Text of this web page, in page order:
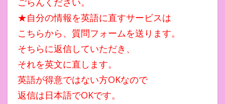
★自分の情報を英語に直すサービスは
こちらから、質問フォームを送ります。
そちらに返信していただき、
それを英文に直します。
英語が得意ではない方OKなので
返信は日本語でOKです。